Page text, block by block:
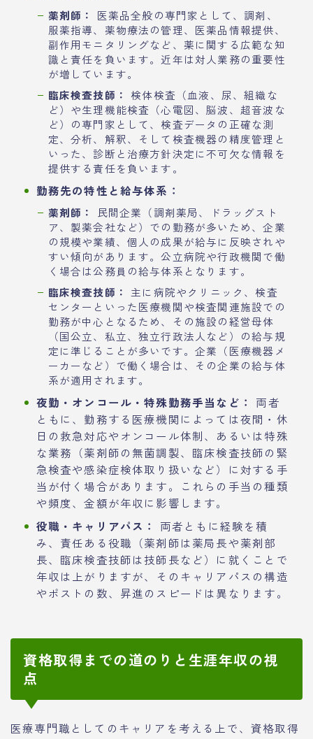
薬剤師：
医薬品全般の専門家として、調剤、
服薬指導、薬物療法の管理、医薬品情報提供、
副作用モニタリングなど、薬に関する広範な知
識と責任を負います。近年は対人業務の重要性
が増しています。
臨床検査技師：
検体検査（血液、尿、組織な
ど）や生理機能検査（心電図、脳波、超音波な
ど）の専門家として、検査データの正確な測
定、分析、解釈、そして検査機器の精度管理と
いった、診断と治療方針決定に不可欠な情報を
提供する責任を負います。
勤務先の特性と給与体系：
薬剤師：
民間企業（調剤薬局、ドラッグスト
ア、製薬会社など）での勤務が多いため、企業
の規模や業績、個人の成果が給与に反映されや
すい傾向があります。公立病院や行政機関で働
く場合は公務員の給与体系となります。
臨床検査技師：
主に病院やクリニック、検査
センターといった医療機関や検査関連施設での
勤務が中心となるため、その施設の経営母体
（国公立、私立、独立行政法人など）の給与規
定に準じることが多いです。企業（医療機器メ
ーカーなど）で働く場合は、その企業の給与体
系が適用されます。
夜勤・オンコール・特殊勤務手当など：
両者
ともに、勤務する医療機関によっては夜間・休
日の救急対応やオンコール体制、あるいは特殊
な業務（薬剤師の無菌調製、臨床検査技師の緊
急検査や感染症検体取り扱いなど）に対する手
当が付く場合があります。これらの手当の種類
や頻度、金額が年収に影響します。
役職・キャリアパス：
両者ともに経験を積
み、責任ある役職（薬剤師は薬局長や薬剤部
長、臨床検査技師は技師長など）に就くことで
年収は上がりますが、そのキャリアパスの構造
やポストの数、昇進のスピードは異なります。
資格取得までの道のりと生涯年収の視
点
医療専門職としてのキャリアを考える上で、資格取得